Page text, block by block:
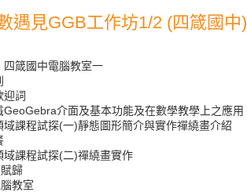
遇見GGB工作坊1/2 (四箴國中)
箴國中電腦教室一
迎詞
介面及基本功能及在數學教學上之應用
課程試探(一)靜態圖形簡介與實作禪繞畫介紹
課程試探(二)禪繞畫實作
歸
教室